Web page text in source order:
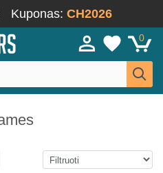
Kuponas: CH2026
0